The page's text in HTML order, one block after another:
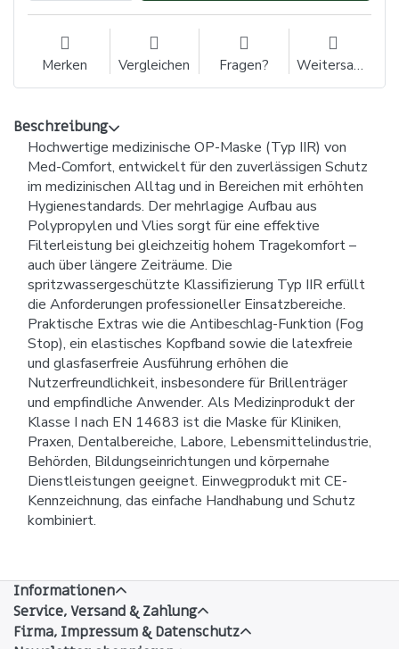
Merken Vergleichen Fragen? Weitersagen
Beschreibung
Hochwertige medizinische OP-Maske (Typ IIR) von
Med-Comfort, entwickelt für den zuverlässigen Schutz
im medizinischen Alltag und in Bereichen mit erhöhten
Hygienestandards. Der mehrlagige Aufbau aus
Polypropylen und Vlies sorgt für eine effektive
Filterleistung bei gleichzeitig hohem Tragekomfort –
auch über längere Zeiträume. Die
spritzwassergeschützte Klassifizierung Typ IIR erfüllt
die Anforderungen professioneller Einsatzbereiche.
Praktische Extras wie die Antibeschlag-Funktion (Fog
Stop), ein elastisches Kopfband sowie die latexfreie
und glasfaserfreie Ausführung erhöhen die
Nutzerfreundlichkeit, insbesondere für Brillenträger
und empfindliche Anwender. Als Medizinprodukt der
Klasse I nach EN 14683 ist die Maske für Kliniken,
Praxen, Dentalbereiche, Labore, Lebensmittelindustrie,
Behörden, Bildungseinrichtungen und körpernahe
Dienstleistungen geeignet. Einwegprodukt mit CE-
Kennzeichnung, das einfache Handhabung und Schutz
kombiniert.
Informationen
Service, Versand & Zahlung
Firma, Impressum & Datenschutz